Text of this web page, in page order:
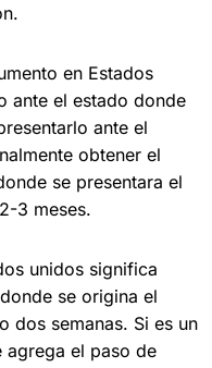
en Estados
ante el estado donde
ante el
obtener el
se presentara el
3 meses.
unidos significa
se origina el
dos semanas. Si es un
agrega el paso de